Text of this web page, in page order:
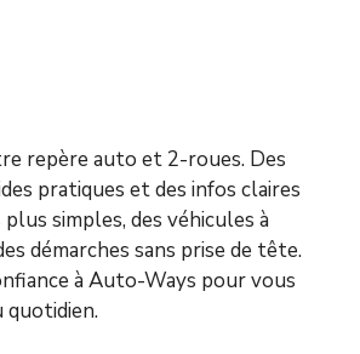
repère auto et 2-roues. Des
pratiques et des infos claires
simples, des véhicules à
démarches sans prise de tête.
à Auto-Ways pour vous
quotidien.